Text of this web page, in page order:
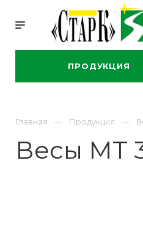
ПРОДУКЦИЯ
Главная Продукция
Весы МТ